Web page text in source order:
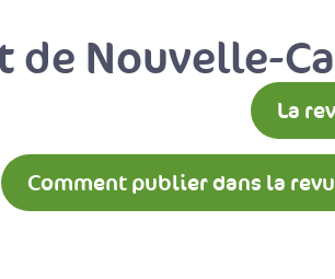
de Nouvelle-
La
Comment publier dans la